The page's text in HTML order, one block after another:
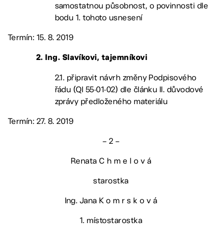
samostatnou působnost, o povinnosti dle
bodu 1. tohoto usnesení
Termín: 15. 8. 2019
2. Ing. Slavíkovi, tajemníkovi
2.1. připravit návrh změny Podpisového
řádu (QI 55-01-02) dle článku II. důvodové
zprávy předloženého materiálu
Termín: 27. 8. 2019
– 2 –
Renata C h m e l o v á
starostka
Ing. Jana K o m r s k o v á
1. místostarostka